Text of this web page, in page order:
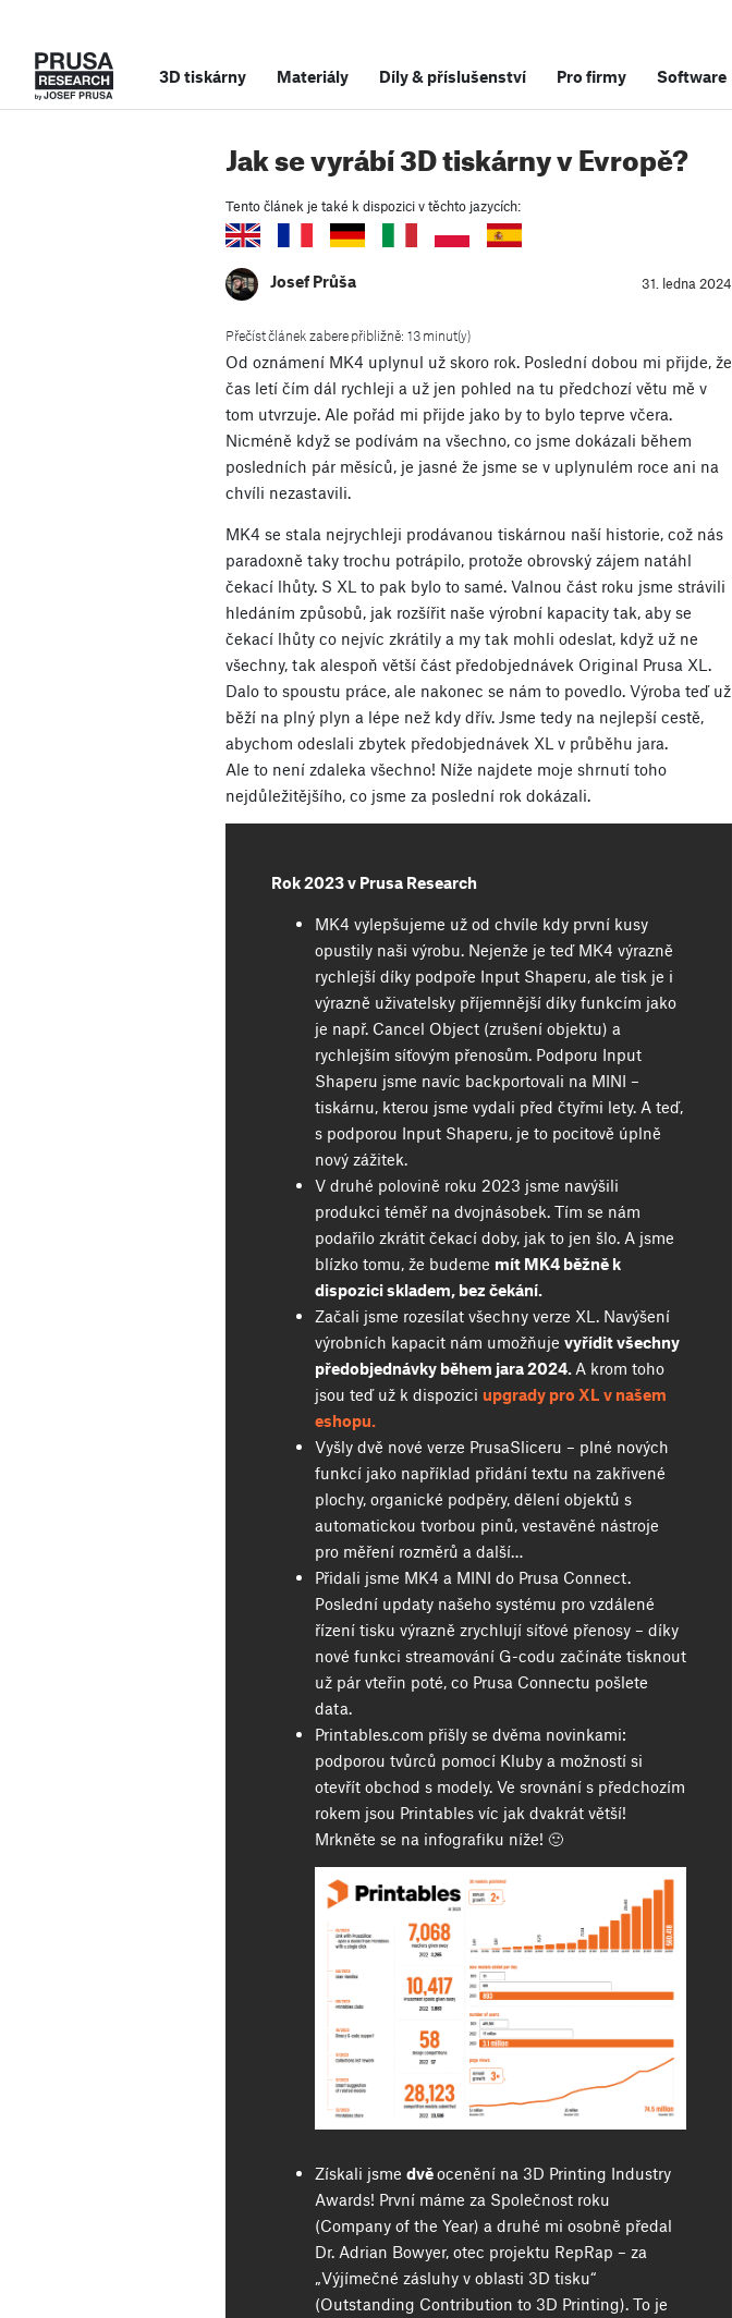
3D tiskárny Materiály Díly& příslušenství Pro firmy Software
Jak se vyrábí 3D tiskárny v Evropě?
Tento článek je také k dispozici v těchto jazycích:
Josef Průša 31. ledna 2024
Přečíst článek zabere přibližně: 13 minut(y)
Od oznámení MK4 uplynul už skoro rok. Poslední dobou mi přijde, že
čas letí čím dál rychleji a už jen pohled na tu předchozí větu mě v
tom utvrzuje. Ale pořád mi přijde jako by to bylo teprve včera.
Nicméně když se podívám na všechno, co jsme dokázali během
posledních pár měsíců, je jasné že jsme se v uplynulém roce ani na
chvíli nezastavili.
MK4 se stala nejrychleji prodávanou tiskárnou naší historie, což nás
paradoxně taky trochu potrápilo, protože obrovský zájem natáhl
čekací lhůty. S XL to pak bylo to samé. Valnou část roku jsme strávili
hledáním způsobů, jak rozšířit naše výrobní kapacity tak, aby se
čekací lhůty co nejvíc zkrátily a my tak mohli odeslat, když už ne
všechny, tak alespoň větší část předobjednávek Original Prusa XL.
Dalo to spoustu práce, ale nakonec se nám to povedlo. Výroba teď už
běží na plný plyn a lépe než kdy dřív. Jsme tedy na nejlepší cestě,
abychom odeslali zbytek předobjednávek XL v průběhu jara.
Ale to není zdaleka všechno! Níže najdete moje shrnutí toho
nejdůležitějšího, co jsme za poslední rok dokázali.
Rok 2023 v Prusa Research
MK4 vylepšujeme už od chvíle kdy první kusy
opustily naši výrobu. Nejenže je teď MK4 výrazně
rychlejší díky podpoře Input Shaperu, ale tisk je i
výrazně uživatelsky příjemnější díky funkcím jako
je např. Cancel Object (zrušení objektu) a
rychlejším síťovým přenosům. Podporu Input
Shaperu jsme navíc backportovali na MINI –
tiskárnu, kterou jsme vydali před čtyřmi lety. A teď,
s podporou Input Shaperu, je to pocitově úplně
nový zážitek.
V druhé polovině roku 2023 jsme navýšili
produkci téměř na dvojnásobek. Tím se nám
podařilo zkrátit čekací doby, jak to jen šlo. A jsme
blízko tomu, že budeme mít MK4 běžně k
dispozici skladem, bez čekání.
Začali jsme rozesílat všechny verze XL. Navýšení
výrobních kapacit nám umožňuje vyřídit všechny
předobjednávky během jara 2024. A krom toho
jsou teď už k dispozici upgrady pro XL v našem
eshopu.
Vyšly dvě nové verze PrusaSliceru – plné nových
funkcí jako například přidání textu na zakřivené
plochy, organické podpěry, dělení objektů s
automatickou tvorbou pinů, vestavěné nástroje
pro měření rozměrů a další…
Přidali jsme MK4 a MINI do Prusa Connect.
Poslední updaty našeho systému pro vzdálené
řízení tisku výrazně zrychlují síťové přenosy – díky
nové funkci streamování G-codu začínáte tisknout
už pár vteřin poté, co Prusa Connectu pošlete
data.
Printables.com přišly se dvěma novinkami:
podporou tvůrců pomocí Kluby a možností si
otevřít obchod s modely. Ve srovnání s předchozím
rokem jsou Printables víc jak dvakrát větší!
Mrkněte se na infografiku níže! 🙂
Získali jsme dvěocenění na 3D Printing Industry
Awards! První máme za Společnost roku
(Company of the Year) a druhé mi osobně předal
Dr. Adrian Bowyer, otec projektu RepRap – za
„Výjímečné zásluhy v oblasti 3D tisku“
(Outstanding Contribution to 3D Printing). To je